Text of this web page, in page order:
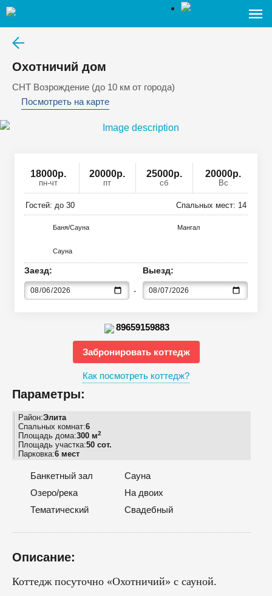
Охотничий дом
СНТ Возрождение (до 10 км от города)
Посмотреть на карте
18000р.
пн-чт
20000р.
пт
25000р.
сб
20000р.
Вс
Гостей: до 30 Спальных мест: 14
Баня/Сауна Мангал
Сауна
Заезд: Выезд:
89659159883
Забронировать коттедж
Как посмотреть коттедж?
Параметры:
Район:Элита
Спальных комнат:6
Площадь дома:300 м2
Площадь участка:50 сот.
Парковка:6 мест
Банкетный зал
Сауна
Озеро/река
На двоих
Тематический
Свадебный
Описание:
Коттедж посуточно «Охотничий» с сауной.